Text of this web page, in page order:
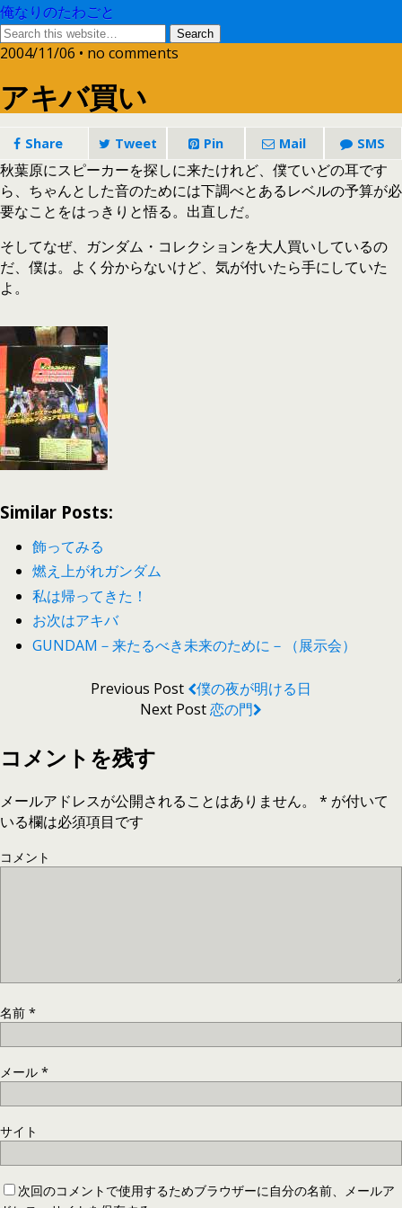
俺なりのたわごと
2004/11/06 • no comments
アキバ買い
Share Tweet Pin Mail SMS
秋葉原にスピーカーを探しに来たけれど、僕ていどの耳です
ら、ちゃんとした音のためには下調べとあるレベルの予算が必
要なことをはっきりと悟る。出直しだ。
そしてなぜ、ガンダム・コレクションを大人買いしているの
だ、僕は。よく分からないけど、気が付いたら手にしていた
よ。
Similar Posts:
飾ってみる
燃え上がれガンダム
私は帰ってきた！
お次はアキバ
GUNDAM－来たるべき未来のために－（展示会）
Previous Post
僕の夜が明ける日
Next Post恋の門
コメントを残す
メールアドレスが公開されることはありません。 * が付いて
いる欄は必須項目です
コメント
名前 *
メール *
サイト
次回のコメントで使用するためブラウザーに自分の名前、メールア